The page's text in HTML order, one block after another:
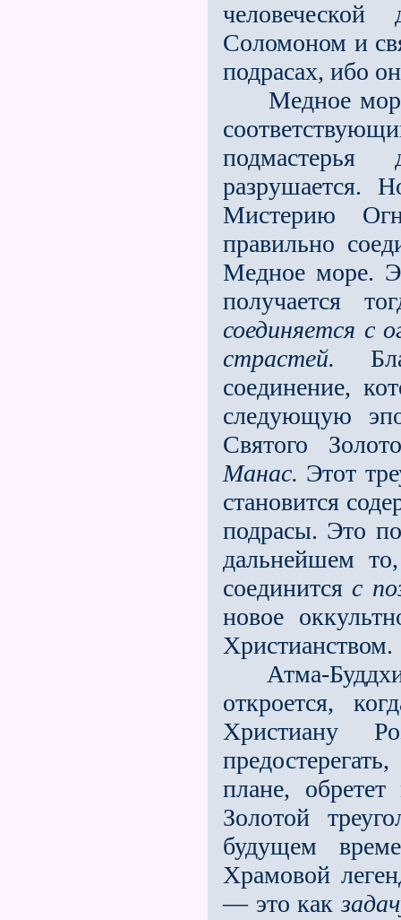
Соломоном и
подрасах, ибо
Медное море
разрушается.
Мистерию
правильно
Медное море.
получается
соединяется с
страстей.
соединение,
следующую
Святого
Манас. Этот
становится
подрасы. Это
дальнейшем
соединитсяс
новое
Христианством.
Атма-
откроется,
Христиану
плане,
Золотой
будущем
Храмовой
— это как